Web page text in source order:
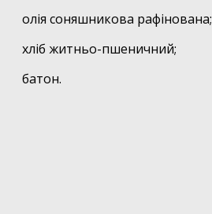
олія соняшникова рафінована;
хліб житньо-пшеничний;
батон.